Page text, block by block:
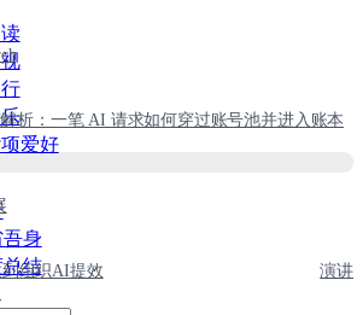
爱好
身
结
析：一笔 AI 请求如何穿过账号池并进入账本
组织AI提效
演讲